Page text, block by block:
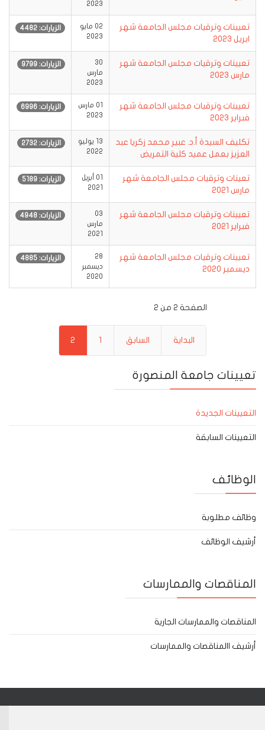
2023
تعيينات وترقيات مجلس الجامعة شهر
ابريل 2023
02 مايو
2023
الزيارات: 4482
تعيينات وترقيات مجلس الجامعة شهر
مارس 2023
30
مارس
2023
الزيارات: 9799
تعيينات وترقيات مجلس الجامعة شهر
فبراير 2023‎‎
01 مارس
2023
الزيارات: 6996
تكليف السيدة أ.د. عبير محمد زكريا عبد
العزيز بعمل عميد كلية التمريض
13 يوليو
2022
الزيارات: 2732
تعينات وترقيات مجلس الجامعة شهر
مارس 2021‎
01 أبريل
2021
الزيارات: 5189
تعيينات وترقيات مجلس الجامعة شهر
فبراير 2021
03
مارس
2021
الزيارات: 4948
تعيينات وترقيات مجلس الجامعة شهر
ديسمبر 2020‎‎
28
ديسمبر
2020
الزيارات: 4885
الصفحة 2 من 2
البداية السابق 1
2
تعيينات جامعة المنصورة
التعيينات الجديدة
التعيينات السابقة
الوظائف
وظائف مطلوبة
أرشيف الوظائف
المناقصات والممارسات
المناقصات والممارسات الجارية
أرشيف االمناقصات والممارسات